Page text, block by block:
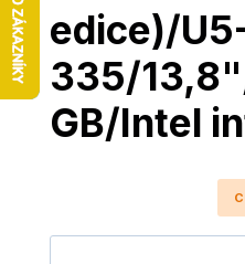
edice)/
335/
GB/Intel